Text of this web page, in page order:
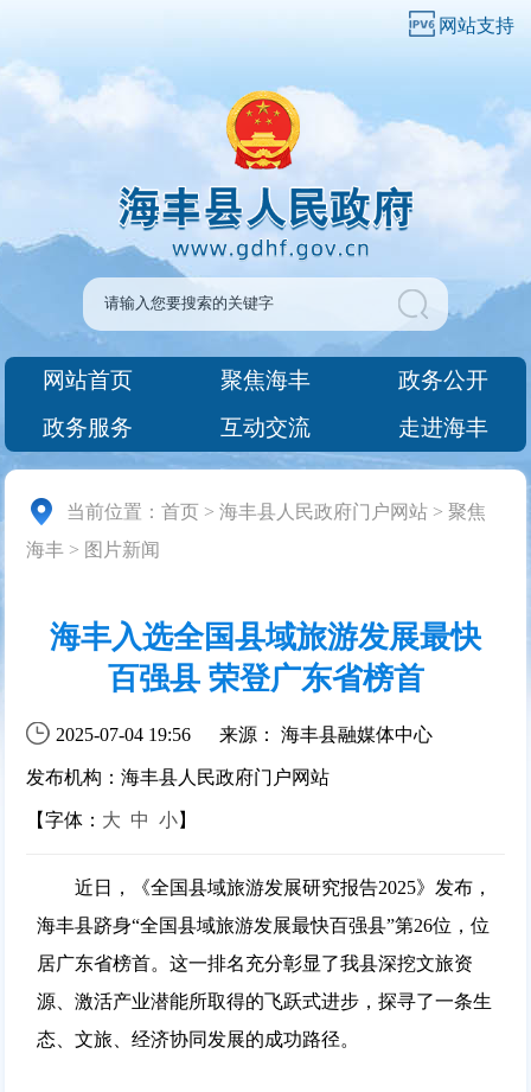
网站支持
网站首页 聚焦海丰
政务公开
政务服务
互动交流 走进海丰
当前位置：首页 >海丰县人民政府门户网站 >聚焦
海丰 > 图片新闻
海丰入选全国县域旅游发展最快
百强县 荣登广东省榜首
2025-07-04 19:56 来源： 海丰县融媒体中心
发布机构：海丰县人民政府门户网站
【字体： 大 中 小】
近日，《全国县域旅游发展研究报告2025》发布，
海丰县跻身“全国县域旅游发展最快百强县”第26位，位
居广东省榜首。这一排名充分彰显了我县深挖文旅资
源、激活产业潜能所取得的飞跃式进步，探寻了一条生
态、文旅、经济协同发展的成功路径。